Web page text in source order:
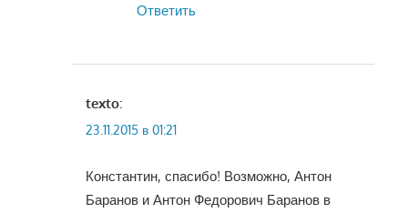
Ответить
texto:
23.11.2015 в 01:21
Константин, спасибо! Возможно, Антон
Баранов и Антон Федорович Баранов в